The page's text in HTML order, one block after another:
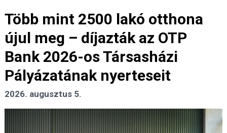
Több mint 2500 lakó otthona
újul meg – díjazták az OTP
Bank 2026-os Társasházi
Pályázatának nyerteseit
2026. augusztus 5.